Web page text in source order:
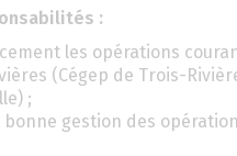
:
les opérations
(Cégep de Trois-
;
bonne gestion des